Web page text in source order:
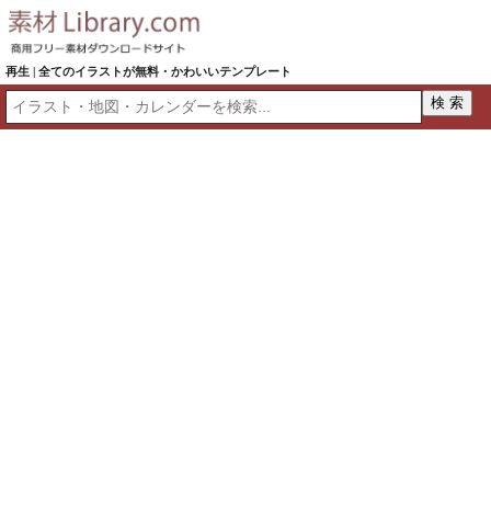
再生 | 全てのイラストが無料・かわいいテンプレート